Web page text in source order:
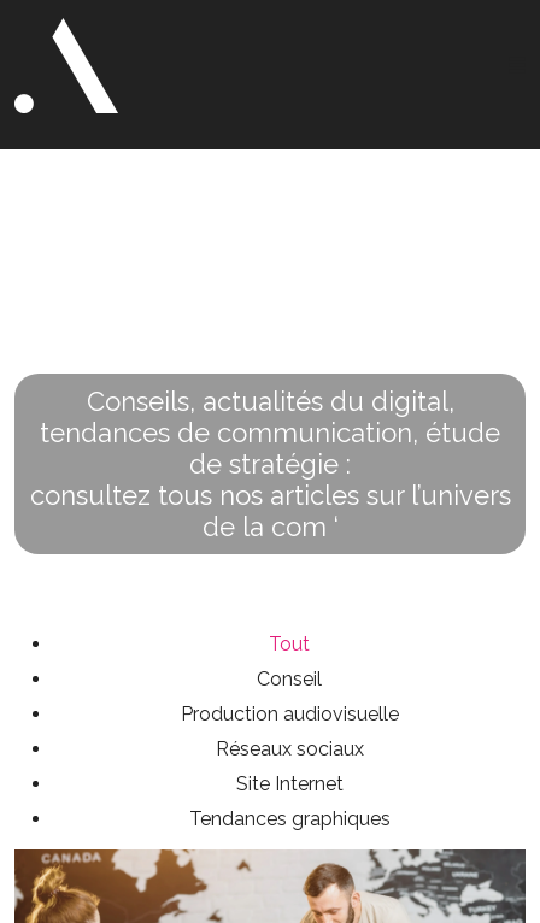
Conseils, actualités du digital,
tendances de communication, étude
de stratégie :
consultez tous nos articles sur l’univers
de la com ‘
Tout
Conseil
Production audiovisuelle
Réseaux sociaux
Site Internet
Tendances graphiques